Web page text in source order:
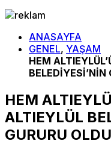
ANASAYFA
GENEL, YAŞAM
HEM
BELEDİYESİ’NİN
HEM
ALTIEYLÜL
GURURU OLDU